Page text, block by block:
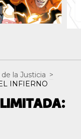
de la Justicia >
INFIERNO